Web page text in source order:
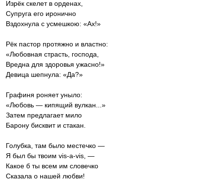
Изрёк скелет в орденах,
Супруга его иронично
Вздохнула с усмешкою: «Ах!»
Рёк пастор протяжно и властно:
«Любовная страсть, господа,
Вредна для здоровья ужасно!»
Девица шепнула: «Да?»
Графиня роняет уныло:
«Любовь — кипящий вулкан...»
Затем предлагает мило
Барону бисквит и стакан.
Голубка, там было местечко —
Я был бы твоим vis-a-vis, —
Какое б ты всем им словечко
Сказала о нашей любви!